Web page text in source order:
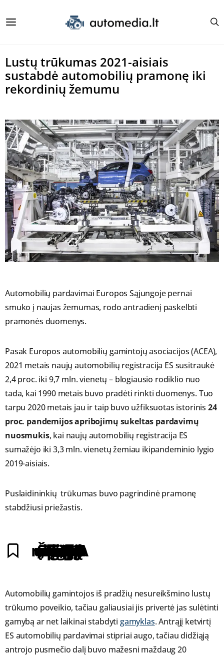
Lustų trūkumas 2021-aisiais
sustabdė automobilių pramonę iki
rekordinių žemumu
Automobilių pardavimai Europos Sąjungoje pernai
smuko į naujas žemumas, rodo antradienį paskelbti
pramonės duomenys.
Pasak Europos automobilių gamintojų asociacijos (ACEA),
2021 metais naujų automobilių registracija ES susitraukė
2,4 proc. iki 9,7 mln. vienetų – blogiausio rodiklio nuo
tada, kai 1990 metais buvo pradėti rinkti duomenys. Tuo
tarpu 2020 metais jau ir taip buvo užfiksuotas istorinis 24
proc. pandemijos apribojimų sukeltas pardavimų
nuosmukis, kai naujų automobilių registracija ES
sumažėjo iki 3,3 mln. vienetų žemiau ikipandeminio lygio
2019-aisiais.
Puslaidininkių trūkumas buvo pagrindinė pramonę
stabdžiusi priežastis.
„Šį nuosmukį lėmė puslaidininkių trūkumas, kuris neigiamai veikė automobilių gamybą visus metus, bet ypač antrąjį 2021 metų pusmetį“, – pažymėjo ACEA.
Automobilių gamintojos iš pradžių nesureikšmino lustų
trūkumo poveikio, tačiau galiausiai jis privertė jas sulėtinti
gamybą ar net laikinai stabdyti gamyklas. Antrąjį ketvirtį
ES automobilių pardavimai stipriai augo, tačiau didžiąją
antrojo pusmečio dalį buvo mažesni maždaug 20